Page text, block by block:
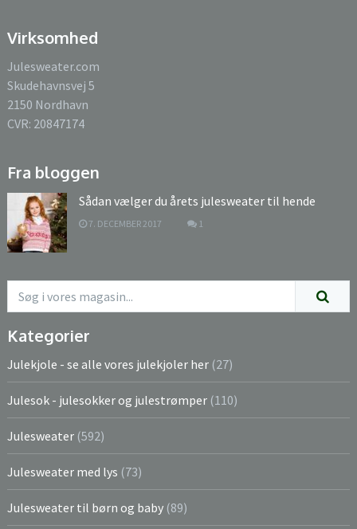
Virksomhed
Julesweater.com
Skudehavnsvej 5
2150 Nordhavn
CVR: 20847174
Fra bloggen
Sådan vælger du årets julesweater til hende
7. DECEMBER 2017 1
Kategorier
Julekjole - se alle vores julekjoler her (27)
Julesok - julesokker og julestrømper (110)
Julesweater (592)
Julesweater med lys (73)
Julesweater til børn og baby (89)